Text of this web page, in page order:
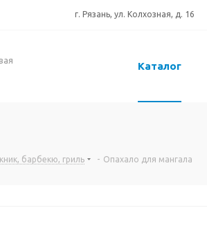
г. Рязань, ул. Колхозная, д. 16
Каталог
барбекю, гриль - Опахало для мангала